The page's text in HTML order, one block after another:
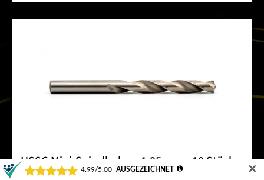
HSSG Mini-Spiralbohrer 1,05 mm - 10 Stück
✕